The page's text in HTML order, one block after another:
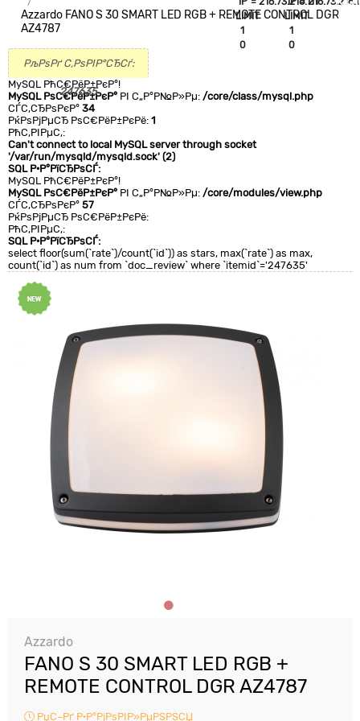
LIMIT
1
0
LIMIT
1
0
0
Azzardo FANO S 30 SMART LED RGB + REMOTE CONTROL DGR
AZ4787
РљРѕРґ С‚РѕРІР°СЂСѓ:
247635
MySQL РћС€РёР±РєР°!
MySQL РѕС€РёР±РєР° РІ С„Р°Р№Р»Рµ: /core/class/mysql.php
СЃС‚СЂРѕРєР° 34
РќРѕРјРµСЂ РѕС€РёР±РєРё: 1
РћС‚РІРµС‚:
Can't connect to local MySQL server through socket
'/var/run/mysqld/mysqld.sock' (2)
SQL Р·Р°РїСЂРѕСЃ:
MySQL РћС€РёР±РєР°!
MySQL РѕС€РёР±РєР° РІ С„Р°Р№Р»Рµ: /core/modules/view.php
СЃС‚СЂРѕРєР° 57
РќРѕРјРµСЂ РѕС€РёР±РєРё:
РћС‚РІРµС‚:
SQL Р·Р°РїСЂРѕСЃ:
select floor(sum(`rate`)/count(`id`)) as stars, max(`rate`) as max,
count(`id`) as num from `doc_review` where `itemid`='247635'
Azzardo
FANO S 30 SMART LED RGB +
REMOTE CONTROL DGR AZ4787
РџС–Рґ Р·Р°РјРѕРІР»РµРЅРЅСЏ